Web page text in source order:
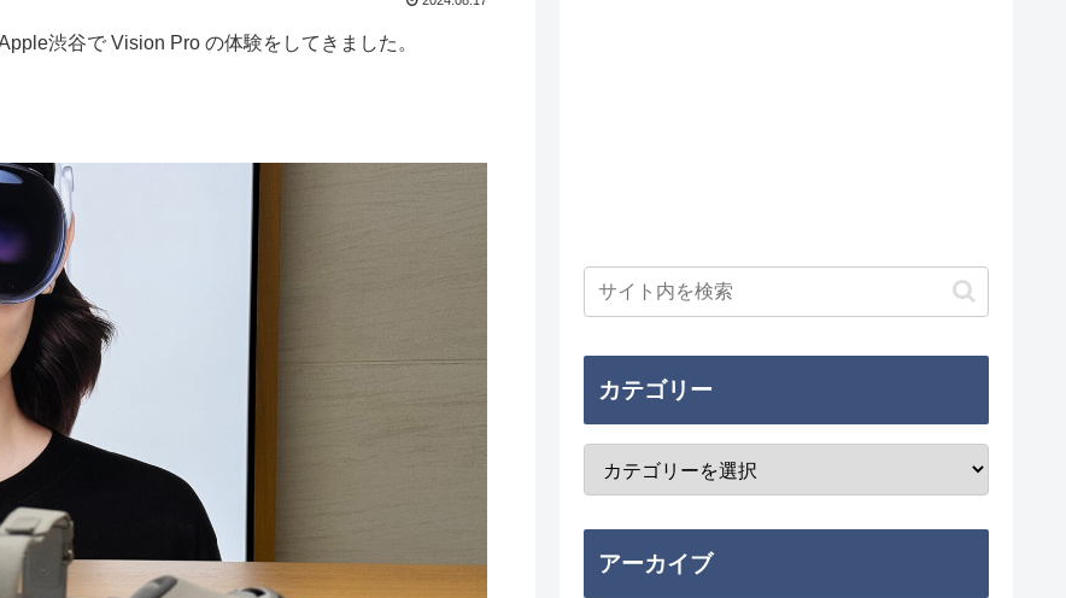
渋谷で Vision Pro の体験をしてきました。
カテゴリー
アーカイブ